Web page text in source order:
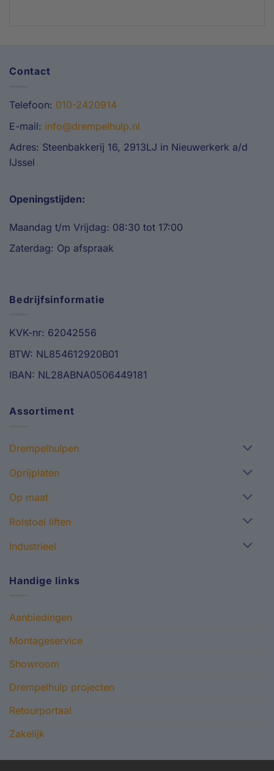
Contact
Telefoon: 010-2420914
E-mail: info@drempelhulp.nl
Adres: Steenbakkerij 16, 2913LJ in Nieuwerkerk a/d
IJssel
Openingstijden:
Maandag t/m Vrijdag: 08:30 tot 17:00
Zaterdag: Op afspraak
Bedrijfsinformatie
KVK-nr: 62042556
BTW: NL854612920B01
IBAN: NL28ABNA0506449181
Assortiment
Drempelhulpen
Oprijplaten
Op maat
Rolstoel liften
Industrieel
Handige links
Aanbiedingen
Montageservice
Showroom
Drempelhulp projecten
Retourportaal
Zakelijk